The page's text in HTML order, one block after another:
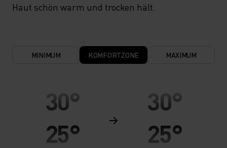
Haut schön warm und trocken hält.
MINIMUM KOMFORTZONE MAXIMUM
30°
25°
30°
25°